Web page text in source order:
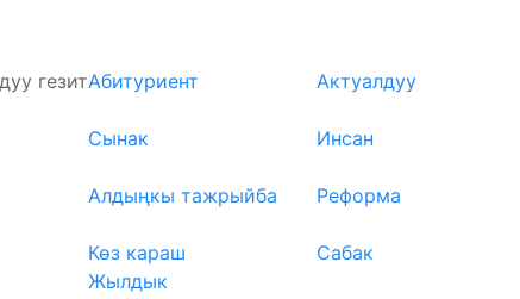
гезитАбитуриент Актуалдуу
Сынак Инсан
Алдыңкы тажрыйба Реформа
Көз караш Сабак
Жылдык